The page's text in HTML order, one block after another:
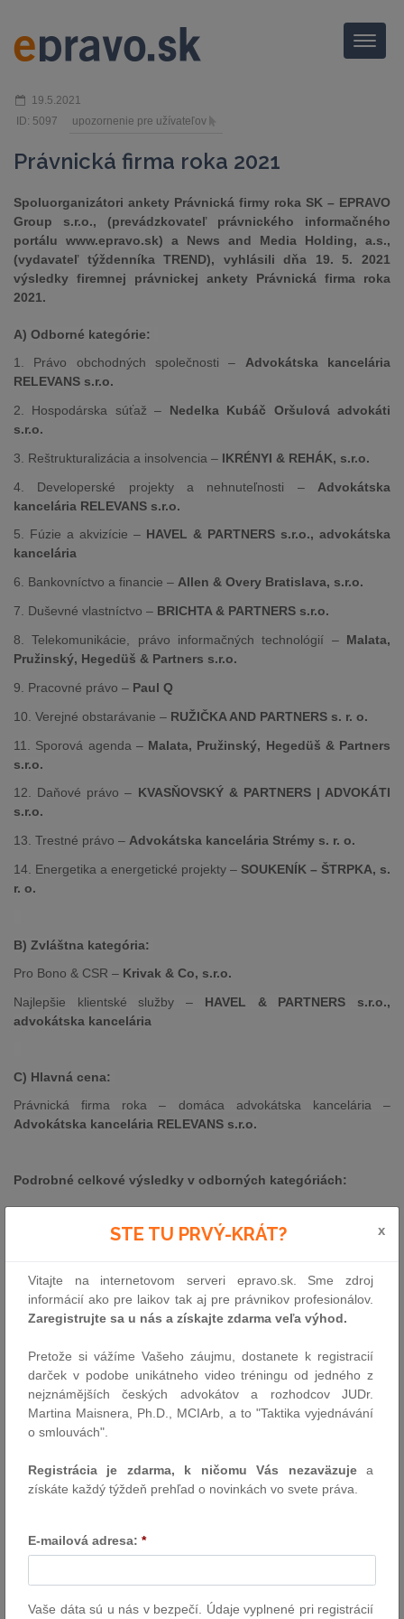
Menu
19.5.2021
ID: 5097
upozornenie pre užívateľov
Právnická firma roka 2021
Spoluorganizátori ankety Právnická firmy roka SK – EPRAVO
Group s.r.o., (prevádzkovateľ právnického informačného
portálu www.epravo.sk) a News and Media Holding, a.s.,
(vydavateľ týždenníka TREND), vyhlásili dňa 19. 5. 2021
výsledky firemnej právnickej ankety Právnická firma roka
2021.
A) Odborné kategórie:
1. Právo obchodných společnosti – Advokátska kancelária
RELEVANS s.r.o.
2. Hospodárska súťaž – Nedelka Kubáč Oršulová advokáti
s.r.o.
3. Reštrukturalizácia a insolvencia – IKRÉNYI & REHÁK, s.r.o.
4. Developerské projekty a nehnuteľnosti – Advokátska
kancelária RELEVANS s.r.o.
5. Fúzie a akvizície – HAVEL & PARTNERS s.r.o., advokátska
kancelária
6. Bankovníctvo a financie – Allen & Overy Bratislava, s.r.o.
7. Duševné vlastníctvo – BRICHTA & PARTNERS s.r.o.
8. Telekomunikácie, právo informačných technológií – Malata,
Pružinský, Hegedüš & Partners s.r.o.
9. Pracovné právo – Paul Q
10. Verejné obstarávanie – RUŽIČKA AND PARTNERS s. r. o.
11. Sporová agenda – Malata, Pružinský, Hegedüš & Partners
s.r.o.
12. Daňové právo – KVASŇOVSKÝ & PARTNERS | ADVOKÁTI
s.r.o.
13. Trestné právo – Advokátska kancelária Strémy s. r. o.
14. Energetika a energetické projekty – SOUKENÍK – ŠTRPKA, s.
r. o.
B) Zvláštna kategória:
Pro Bono & CSR – Krivak & Co, s.r.o.
Najlepšie klientské služby – HAVEL & PARTNERS s.r.o.,
advokátska kancelária
C) Hlavná cena:
Právnická firma roka – domáca advokátska kancelária –
Advokátska kancelária RELEVANS s.r.o.
Podrobné celkové výsledky v odborných kategóriách:
Právo obchodných společnosti
s.r.o.
Velmi odporúčané:
Hamala Kluch Víglaský s.r.o.
Kinstellar s.r.o.
Malata, Pružinský, Hegedüš & Partners, s.r.o.
PRK Partners s.r.o.
RUŽIČKA AND PARTNERS s. r. o.
Deloitte Legal s. r. o.
STE TU PRVÝ-KRÁT? x
Vitajte na internetovom serveri epravo.sk. Sme zdroj
informácií ako pre laikov tak aj pre právnikov profesionálov.
Zaregistrujte sa u nás a získajte zdarma veľa výhod.
Pretože si vážíme Vašeho záujmu, dostanete k registracií
darček v podobe unikátneho video tréningu od jedného z
nejznámějších českých advokátov a rozhodcov JUDr.
Martina Maisnera, Ph.D., MCIArb, a to "Taktika vyjednávání
o smlouvách".
Registrácia je zdarma, k ničomu Vás nezaväzujea
získáte každý týždeň prehľad o novinkách vo svete práva.
E-mailová adresa: *
Vaše dáta sú u nás v bezpečí. Údaje vyplnené pri registrácií